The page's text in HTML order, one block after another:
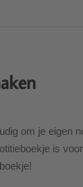
om je eigen
is